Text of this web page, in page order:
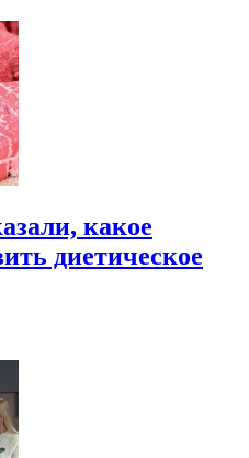
какое
диетическое